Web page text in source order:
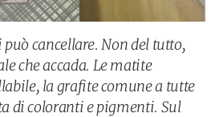
cancellare. Non del tutto,
che accada. Le matite
la grafite comune a tutte
di coloranti e pigmenti. Sul